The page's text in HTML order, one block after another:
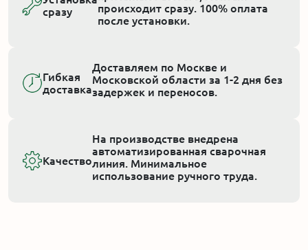
сразу
происходит сразу. 100% оплата
после установки.
Гибкая
доставка
Доставляем по Москве и
Московской области за 1-2 дня без
задержек и переносов.
Качество
На производстве внедрена
автоматизированная сварочная
линия. Минимальное
использование ручного труда.